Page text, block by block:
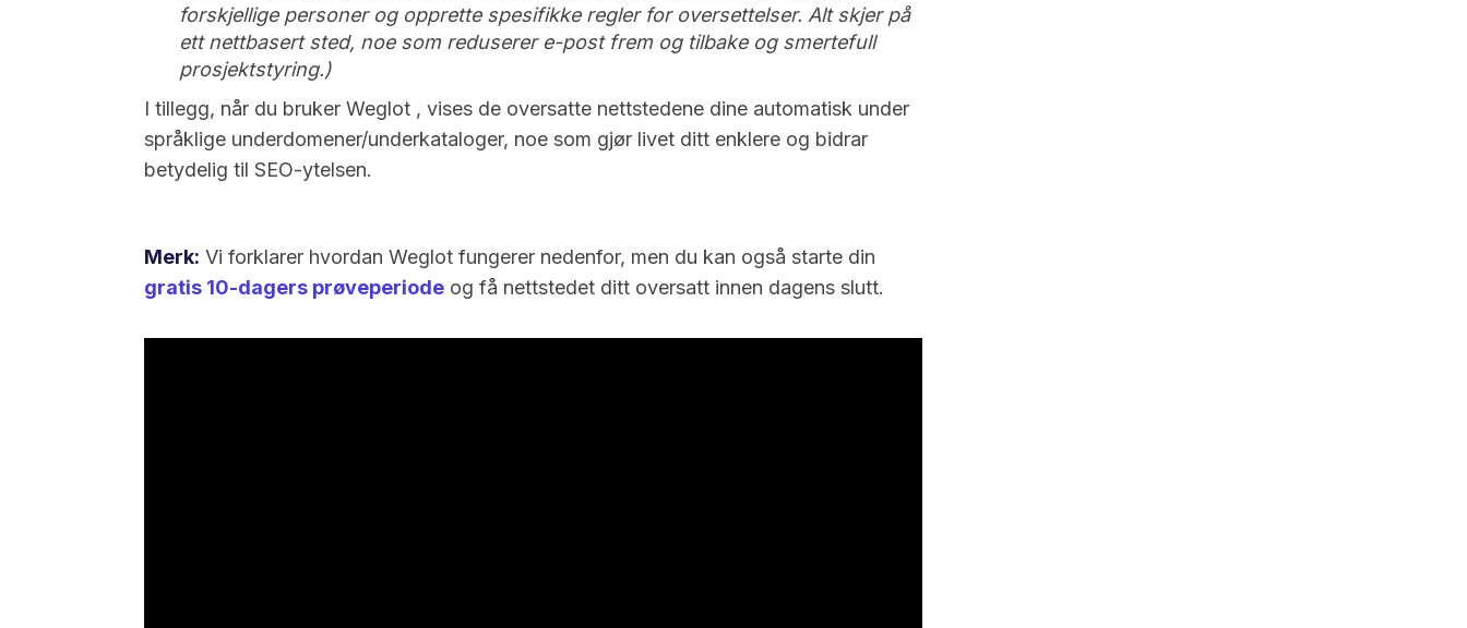
forskjellige personer og opprette spesifikke regler for oversettelser. Alt skjer på
ett nettbasert sted, noe som reduserer e-post frem og tilbake og smertefull
prosjektstyring.)
I tillegg, når du bruker Weglot , vises de oversatte nettstedene dine automatisk under
språklige underdomener/underkataloger, noe som gjør livet ditt enklere og bidrar
betydelig til SEO-ytelsen.
Merk: Vi forklarer hvordan Weglot fungerer nedenfor, men du kan også starte din
gratis 10-dagers prøveperiode og få nettstedet ditt oversatt innen dagens slutt.